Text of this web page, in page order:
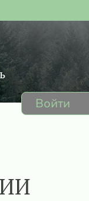
Войти